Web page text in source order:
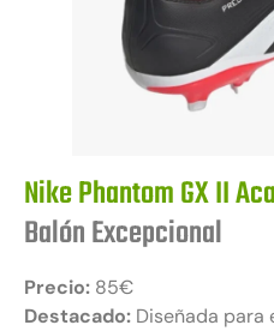
Nike Phantom GX II
Balón Excepcional
Precio: 85€
Destacado: Diseñada para